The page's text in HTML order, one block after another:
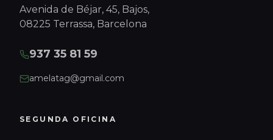
Avenida de Béjar, 45, Bajos,
08225 Terrassa, Barcelona
937 35 81 59
amelatag@gmail.com
SEGUNDA OFICINA